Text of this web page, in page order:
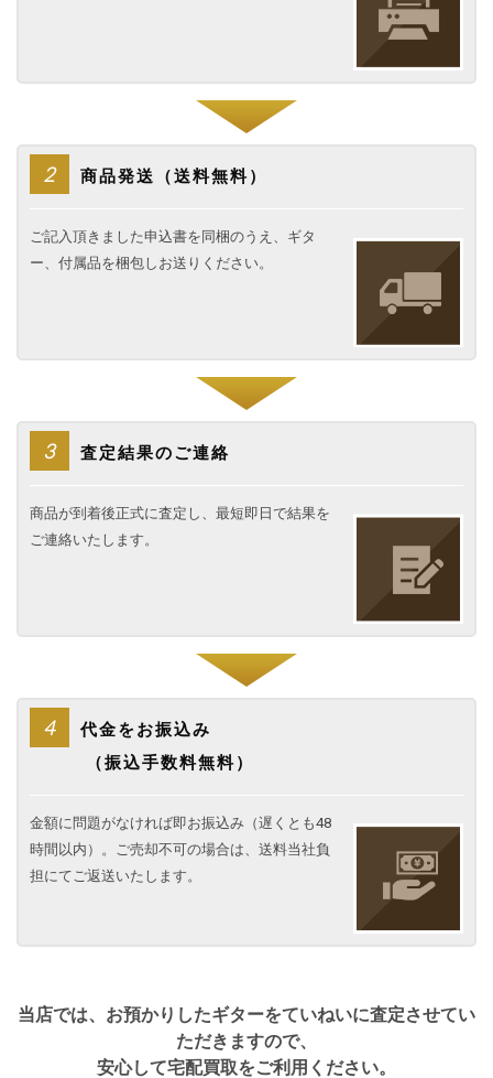
2 商品発送（送料無料）
ご記入頂きました申込書を同梱のうえ、ギタ
ー、付属品を梱包しお送りください。
3 査定結果のご連絡
商品が到着後正式に査定し、最短即日で結果を
ご連絡いたします。
4
代金をお振込み
（振込手数料無料）
金額に問題がなければ即お振込み（遅くとも48
時間以内）。ご売却不可の場合は、送料当社負
担にてご返送いたします。
当店では、お預かりしたギターをていねいに査定させてい
ただきますので、
安心して宅配買取をご利用ください。